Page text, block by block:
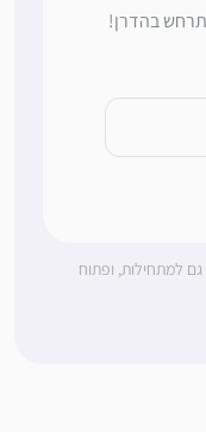
בהדרן!
ופתוח